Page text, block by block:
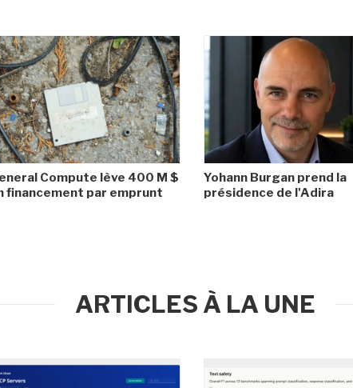
Compute lève 400 M $
financement par emprunt
Yohann Burgan prend la
présidence de l'Adira
ARTICLES À LA UNE